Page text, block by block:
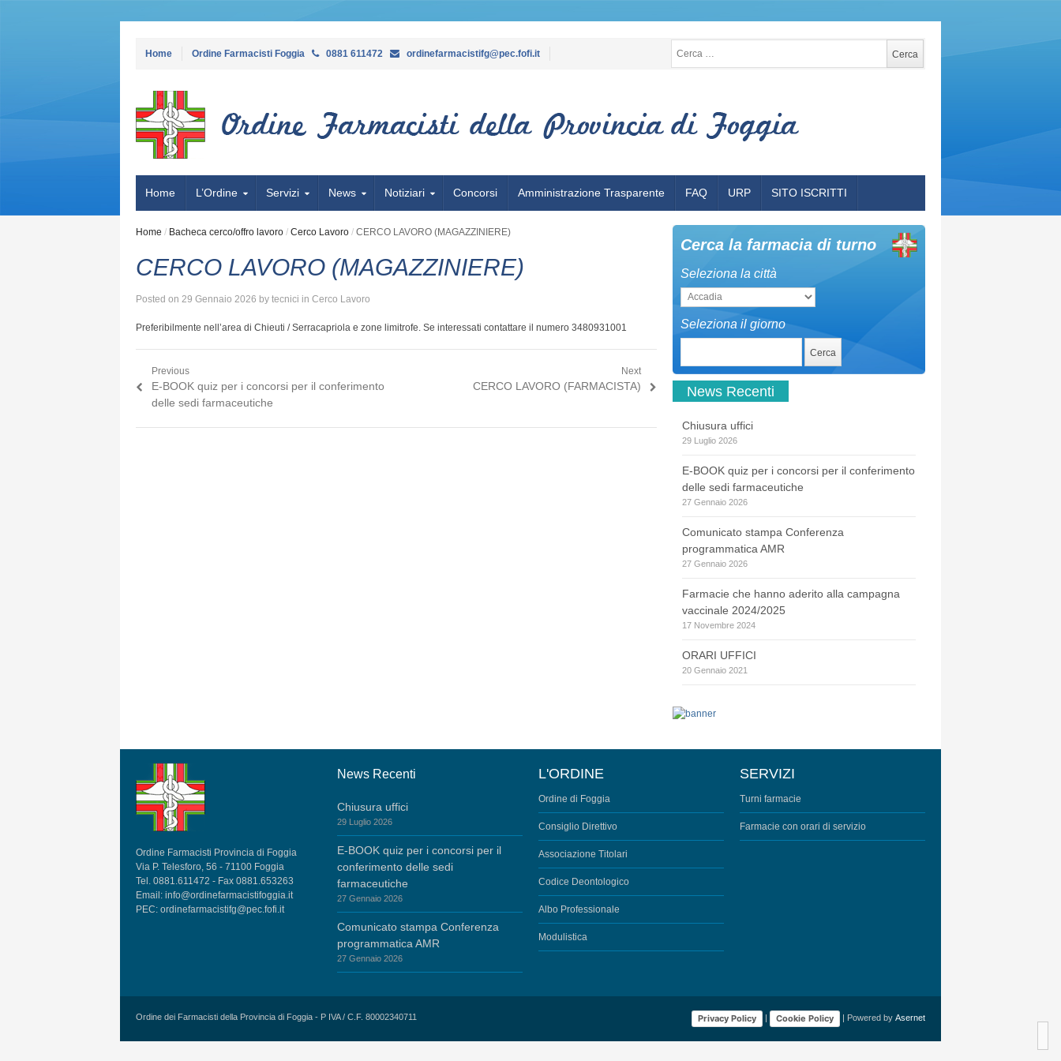
Home Ordine Farmacisti Foggia 0881 611472 ordinefarmacistifg@pec.fofi.it
Home L’Ordine Servizi News Notiziari Concorsi Amministrazione Trasparente FAQ URP SITO ISCRITTI
Home / Bacheca cerco/offro lavoro / Cerco Lavoro / CERCO LAVORO (MAGAZZINIERE)
CERCO LAVORO (MAGAZZINIERE)
Posted on 29 Gennaio 2026 by tecnici in Cerco Lavoro
Preferibilmente nell’area di Chieuti / Serracapriola e zone limitrofe. Se interessati contattare il numero 3480931001
Navigazione articoli
Previous
Previous post:
E-BOOK quiz per i concorsi per il conferimento
delle sedi farmaceutiche
Next
Next post:
CERCO LAVORO (FARMACISTA)
Cerca la farmacia di turno
Seleziona la città
Seleziona il giorno
News Recenti
Chiusura uffici
29 Luglio 2026
E-BOOK quiz per i concorsi per il conferimento
delle sedi farmaceutiche
27 Gennaio 2026
Comunicato stampa Conferenza
programmatica AMR
27 Gennaio 2026
Farmacie che hanno aderito alla campagna
vaccinale 2024/2025
17 Novembre 2024
ORARI UFFICI
20 Gennaio 2021
Ordine Farmacisti Provincia di Foggia
Via P. Telesforo, 56 - 71100 Foggia
Tel. 0881.611472 - Fax 0881.653263
Email: info@ordinefarmacistifoggia.it
PEC: ordinefarmacistifg@pec.fofi.it
News Recenti
Chiusura uffici
29 Luglio 2026
E-BOOK quiz per i concorsi per il
conferimento delle sedi
farmaceutiche
27 Gennaio 2026
Comunicato stampa Conferenza
programmatica AMR
27 Gennaio 2026
L'ORDINE
Ordine di Foggia
Consiglio Direttivo
Associazione Titolari
Codice Deontologico
Albo Professionale
Modulistica
SERVIZI
Turni farmacie
Farmacie con orari di servizio
Ordine dei Farmacisti della Provincia di Foggia - P IVA / C.F. 80002340711 Privacy Policy | Cookie Policy | Powered by Asernet